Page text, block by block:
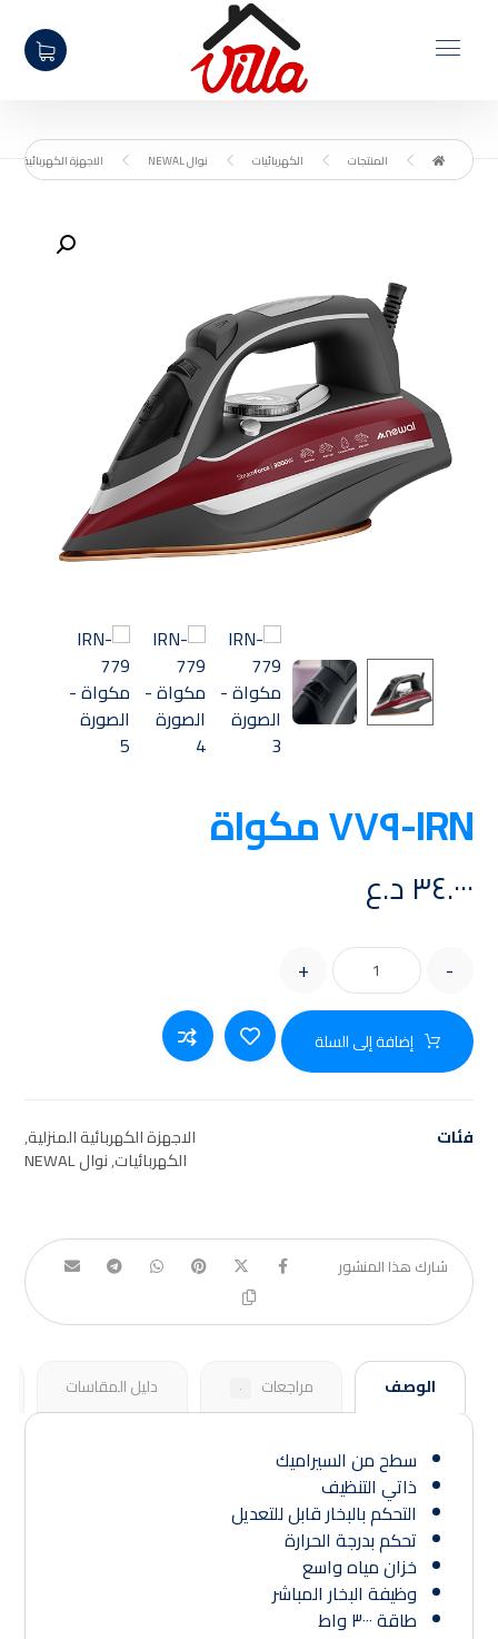
المنتجات الكهربائيات نوال NEWAL الاجهزة الكهربائية
IRN-٧٧٩ مكواة
٣٤.٠٠٠د.ع
-
+
إضافة إلى السلة
فئات الاجهزة الكهربائية المنزلية,
الكهربائيات,نوال NEWAL
الوصف مراجعات ٠ دليل المقاسات
سطح من السيراميك
ذاتي التنظيف
التحكم بالبخار قابل للتعديل
تحكم بدرجة الحرارة
خزان مياه واسع
وظيفة البخار المباشر
طاقة ٣٠٠٠ واط